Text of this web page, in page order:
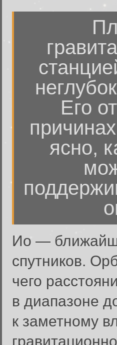
Его
ясно,
Ио —
спутников.
чего
в диапазоне
к заметному